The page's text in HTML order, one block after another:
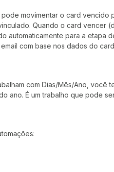
movimentar o card vencido
Quando o card vencer
automaticamente para a etapa
com base nos dados do
com Dias/Mês/Ano, você
ano. É um trabalho que pode